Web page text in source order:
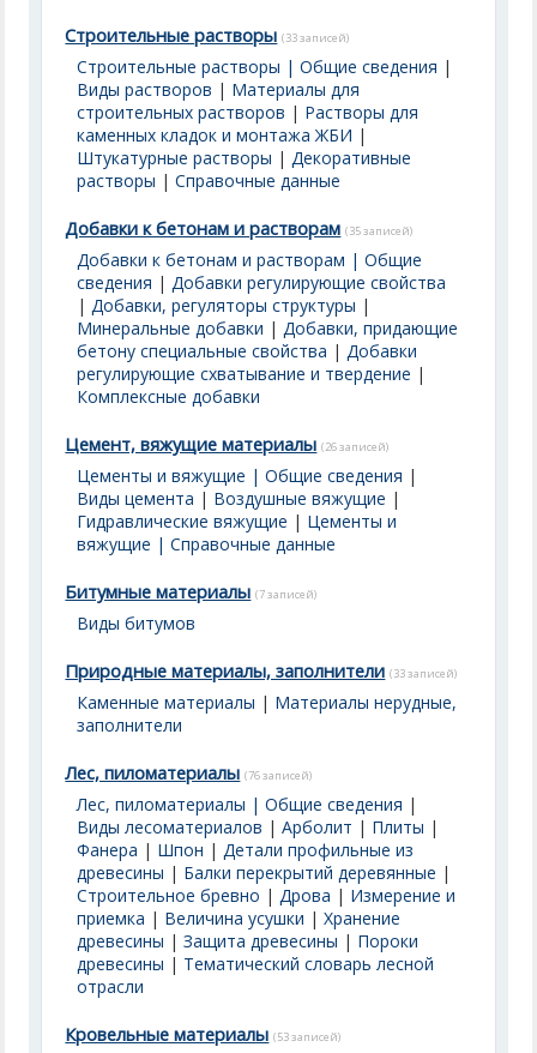
Строительные растворы (33 записей)
Строительные растворы | Общие сведения |
Виды растворов | Материалы для
строительных растворов | Растворы для
каменных кладок и монтажа ЖБИ |
Штукатурные растворы |Декоративные
растворы |Справочные данные
Добавки к бетонам и растворам (35 записей)
Добавки к бетонам и растворам | Общие
сведения |Добавки регулирующие свойства
|Добавки, регуляторы структуры |
Минеральные добавки |Добавки, придающие
бетону специальные свойства |Добавки
регулирующие схватывание и твердение |
Комплексные добавки
Цемент, вяжущие материалы (26 записей)
Цементы и вяжущие | Общие сведения |
Виды цемента | Воздушные вяжущие |
Гидравлические вяжущие | Цементы и
вяжущие | Справочные данные
Битумные материалы (7 записей)
Виды битумов
Природные материалы, заполнители (33 записей)
Каменные материалы | Материалы нерудные,
заполнители
Лес, пиломатериалы (76 записей)
Лес, пиломатериалы | Общие сведения |
Виды лесоматериалов |Арболит | Плиты |
Фанера | Шпон |Детали профильные из
древесины | Балки перекрытий деревянные |
Строительное бревно |Дрова | Измерение и
приемка | Величина усушки |Хранение
древесины |Защита древесины | Пороки
древесины | Тематический словарь лесной
отрасли
Кровельные материалы (53 записей)